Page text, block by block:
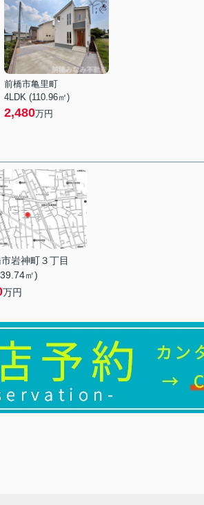
前橋市亀里町
4LDK (110.96㎡)
2,480万円
岩神町３丁目
㎡)
万円